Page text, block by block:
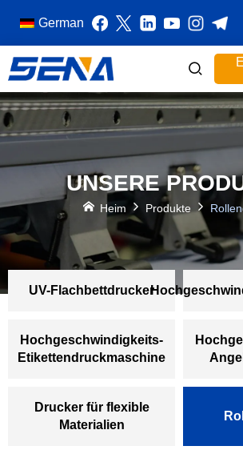
German
UNSERE
Heim Produkte
UV-Flachbettdrucker
Hochgeschwindigkeits-
Etikettendruckmaschine
Drucker für flexible
Materialien